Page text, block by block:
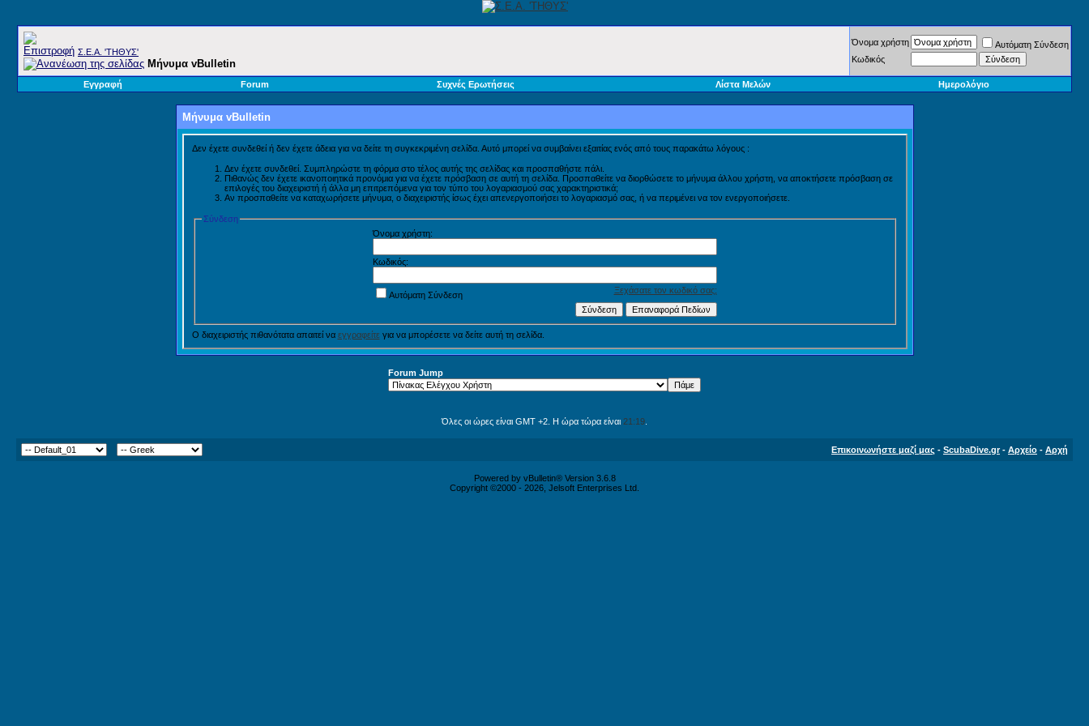
Σ.E.A. 'ΤΗΘΥΣ'
Μήνυμα vBulletin
Όνομα χρήστη
Αυτόματη Σύνδεση
Κωδικός
Εγγραφή Forum Συχνές Ερωτήσεις Λίστα Μελών Ημερολόγιο
Μήνυμα vBulletin
Δεν έχετε συνδεθεί ή δεν έχετε άδεια για να δείτε τη συγκεκριμένη σελίδα. Αυτό μπορεί να συμβαίνει εξαιτίας ενός από τους παρακάτω λόγους :
Δεν έχετε συνδεθεί. Συμπληρώστε τη φόρμα στο τέλος αυτής της σελίδας και προσπαθήστε πάλι.
Πιθανώς δεν έχετε ικανοποιητικά προνόμια για να έχετε πρόσβαση σε αυτή τη σελίδα. Προσπαθείτε να διορθώσετε το μήνυμα άλλου χρήστη, να αποκτήσετε πρόσβαση σε
επιλογές του διαχειριστή ή άλλα μη επιτρεπόμενα για τον τύπο του λογαριασμού σας χαρακτηριστικά;
Αν προσπαθείτε να καταχωρήσετε μήνυμα, ο διαχειριστής ίσως έχει απενεργοποιήσει το λογαριασμό σας, ή να περιμένει να τον ενεργοποιήσετε.
Σύνδεση
Όνομα χρήστη:
Κωδικός:
Ξεχάσατε τον κωδικό σας;
Αυτόματη Σύνδεση
Ο διαχειριστής πιθανότατα απαιτεί να εγγραφείτεγια να μπορέσετε να δείτε αυτή τη σελίδα.
Forum Jump
Όλες οι ώρες είναι GMT +2. Η ώρα τώρα είναι 21:19
Επικοινωνήστε μαζί μας - ScubaDive.gr- Αρχείο - Αρχή
Powered by vBulletin® Version 3.6.8
Copyright ©2000 - 2026, Jelsoft Enterprises Ltd.